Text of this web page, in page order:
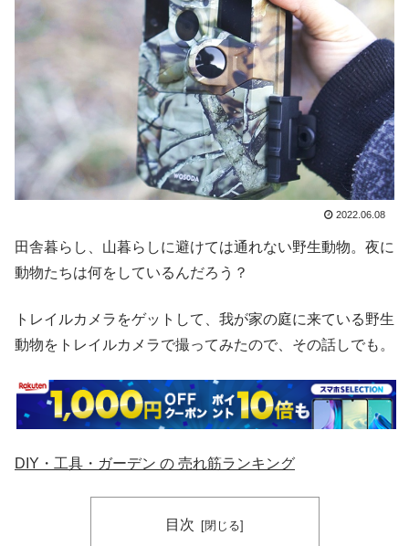
2022.06.08
田舎暮らし、山暮らしに避けては通れない野生動物。夜に
動物たちは何をしているんだろう？
トレイルカメラをゲットして、我が家の庭に来ている野生
動物をトレイルカメラで撮ってみたので、その話しでも。
DIY・工具・ガーデン の 売れ筋ランキング
目次